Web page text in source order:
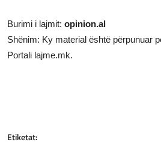
Burimi i lajmit: opinion.al
Shënim: Ky material është përpunuar
Portali lajme.mk.
Etiketat: